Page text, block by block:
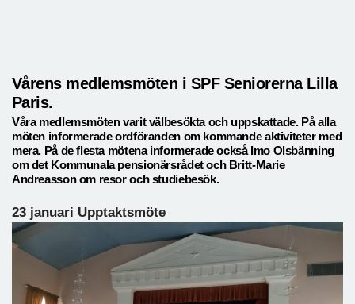
Vårens medlemsmöten i SPF Seniorerna Lilla
Paris.
Våra medlemsmöten varit välbesökta och uppskattade. På alla
möten informerade ordföranden om kommande aktiviteter med
mera. På de flesta mötena informerade också Imo Olsbänning
om det Kommunala pensionärsrådet och Britt-Marie
Andreasson om resor och studiebesök.
23 januari Upptaktsmöte